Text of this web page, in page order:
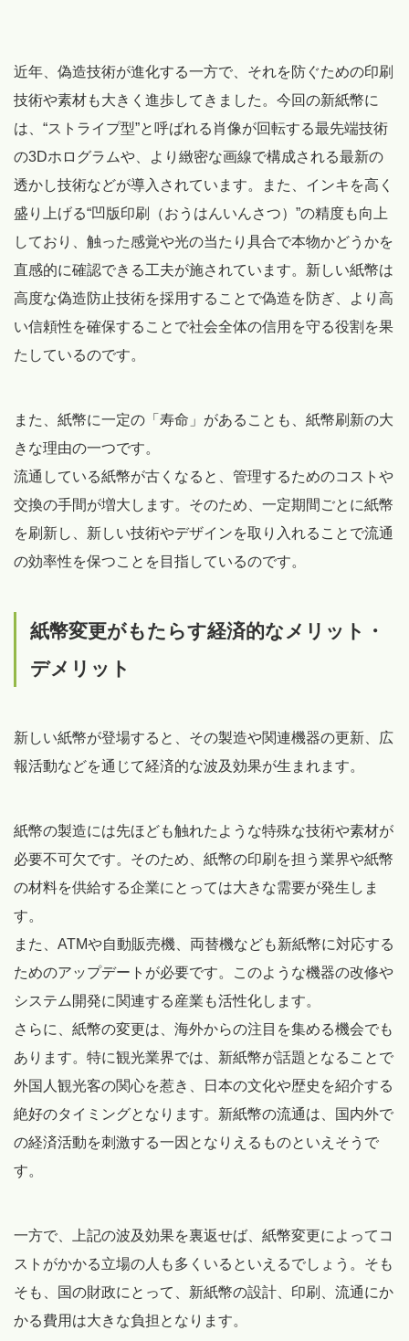
近年、偽造技術が進化する一方で、それを防ぐための印刷
技術や素材も大きく進歩してきました。今回の新紙幣に
は、“ストライプ型”と呼ばれる肖像が回転する最先端技術
の3Dホログラムや、より緻密な画線で構成される最新の
透かし技術などが導入されています。また、インキを高く
盛り上げる“凹版印刷（おうはんいんさつ）”の精度も向上
しており、触った感覚や光の当たり具合で本物かどうかを
直感的に確認できる工夫が施されています。新しい紙幣は
高度な偽造防止技術を採用することで偽造を防ぎ、より高
い信頼性を確保することで社会全体の信用を守る役割を果
たしているのです。
また、紙幣に一定の「寿命」があることも、紙幣刷新の大
きな理由の一つです。
流通している紙幣が古くなると、管理するためのコストや
交換の手間が増大します。そのため、一定期間ごとに紙幣
を刷新し、新しい技術やデザインを取り入れることで流通
の効率性を保つことを目指しているのです。
紙幣変更がもたらす経済的なメリット・
デメリット
新しい紙幣が登場すると、その製造や関連機器の更新、広
報活動などを通じて経済的な波及効果が生まれます。
紙幣の製造には先ほども触れたような特殊な技術や素材が
必要不可欠です。そのため、紙幣の印刷を担う業界や紙幣
の材料を供給する企業にとっては大きな需要が発生しま
す。
また、ATMや自動販売機、両替機なども新紙幣に対応する
ためのアップデートが必要です。このような機器の改修や
システム開発に関連する産業も活性化します。
さらに、紙幣の変更は、海外からの注目を集める機会でも
あります。特に観光業界では、新紙幣が話題となることで
外国人観光客の関心を惹き、日本の文化や歴史を紹介する
絶好のタイミングとなります。新紙幣の流通は、国内外で
の経済活動を刺激する一因となりえるものといえそうで
す。
一方で、上記の波及効果を裏返せば、紙幣変更によってコ
ストがかかる立場の人も多くいるといえるでしょう。そも
そも、国の財政にとって、新紙幣の設計、印刷、流通にか
かる費用は大きな負担となります。